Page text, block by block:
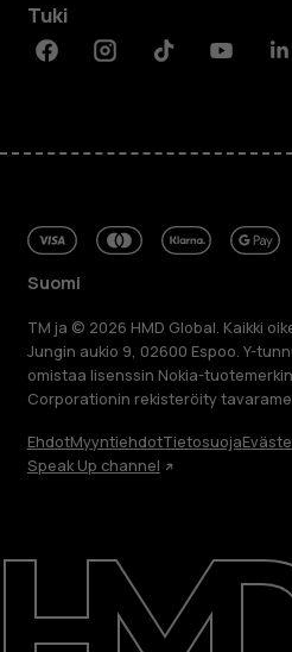
Korjaa, käytä uudelleen,
Kestävyys
Tuki
Tuki
FacebookInstagramTiktokYoutube
Suomi
TM ja © 2026 HMD Global. Kaikki
Jungin aukio 9, 02600 Espoo. Y-
omistaa lisenssin Nokia-
Corporationin rekisteröity
EhdotMyyntiehdotTietosuoja
Speak Up channel